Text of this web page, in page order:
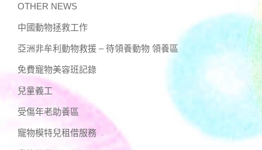
OTHER NEWS
中國動物拯救工作
亞洲非牟利動物救援 – 待領養動物 領養區
免費寵物美容班記錄
兒童義工
受傷年老助養區
寵物模特兒租借服務